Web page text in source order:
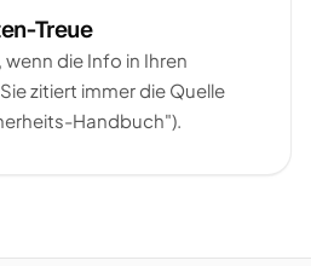
Treue
die Info in Ihren
zitiert immer die Quelle
Handbuch").